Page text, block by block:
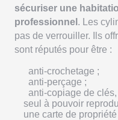
sécuriser une
professionnel . Les
pas de verrouiller. Ils
sont réputés pour être :
anti-crochetage ;
anti-perçage ;
anti-copiage de
seul à pouvoir
une carte de